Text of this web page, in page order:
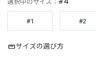
選択中のサイズ：
#1 #2
サイズの選び方